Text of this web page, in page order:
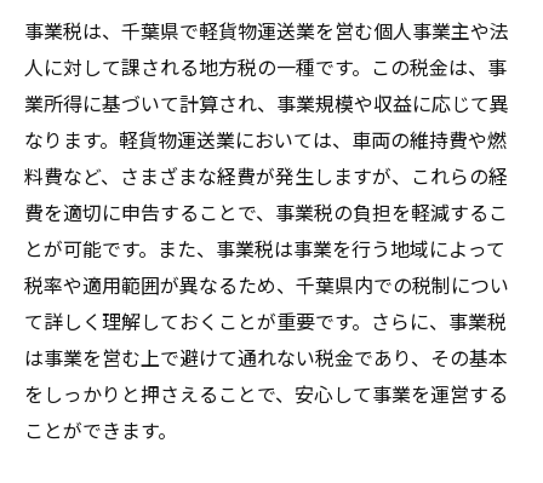
事業税は、千葉県で軽貨物運送業を営む個人事業主や法
人に対して課される地方税の一種です。この税金は、事
業所得に基づいて計算され、事業規模や収益に応じて異
なります。軽貨物運送業においては、車両の維持費や燃
料費など、さまざまな経費が発生しますが、これらの経
費を適切に申告することで、事業税の負担を軽減するこ
とが可能です。また、事業税は事業を行う地域によって
税率や適用範囲が異なるため、千葉県内での税制につい
て詳しく理解しておくことが重要です。さらに、事業税
は事業を営む上で避けて通れない税金であり、その基本
をしっかりと押さえることで、安心して事業を運営する
ことができます。